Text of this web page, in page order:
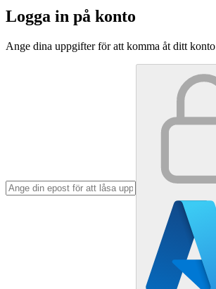
Logga in på konto
Ange dina uppgifter för att komma åt ditt konto